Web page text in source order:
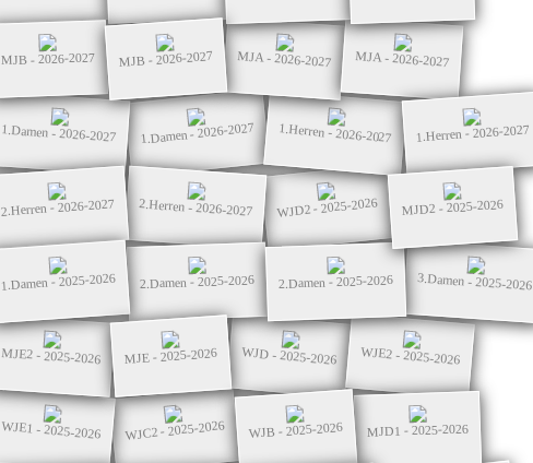
MJB - 2026-2027 MJB - 2026-2027 MJA - 2026-2027 MJA - 2026-2027
1.Damen - 2026-2027 1.Damen - 2026-2027 1.Herren - 2026-2027 1.Herren - 2026-2027
2.Herren - 2026-2027 2.Herren - 2026-2027 WJD2 - 2025-2026 MJD2 - 2025-2026
1.Damen - 2025-2026 2.Damen - 2025-2026 2.Damen - 2025-2026 3.Damen - 2025-2026
MJE2 - 2025-2026 MJE - 2025-2026 WJD - 2025-2026 WJE2 - 2025-2026
WJE1 - 2025-2026 WJC2 - 2025-2026 WJB - 2025-2026 MJD1 - 2025-2026